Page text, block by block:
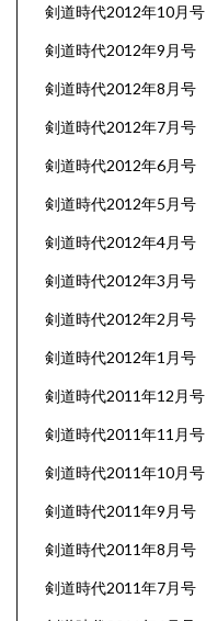
剣道時代2012年10月号
剣道時代2012年9月号
剣道時代2012年8月号
剣道時代2012年7月号
剣道時代2012年6月号
剣道時代2012年5月号
剣道時代2012年4月号
剣道時代2012年3月号
剣道時代2012年2月号
剣道時代2012年1月号
剣道時代2011年12月号
剣道時代2011年11月号
剣道時代2011年10月号
剣道時代2011年9月号
剣道時代2011年8月号
剣道時代2011年7月号